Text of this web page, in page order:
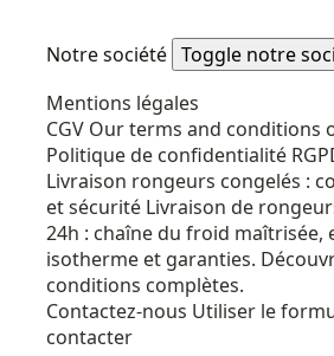
Notre société Toggle notre
Mentions légales
CGV Our terms and conditions
Politique de confidentialité
Livraison rongeurs congelés :
et sécurité Livraison de
24h : chaîne du froid maîtrisée,
isotherme et garanties.
conditions complètes.
Contactez-nous Utiliser le
contacter